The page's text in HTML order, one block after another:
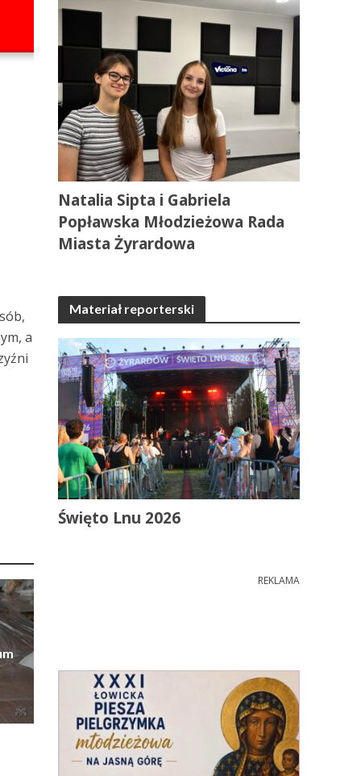
a
Natalia Sipta i Gabriela
Popławska Młodzieżowa Rada
Miasta Żyrardowa
Materiał reporterski
Święto Lnu 2026
REKLAMA